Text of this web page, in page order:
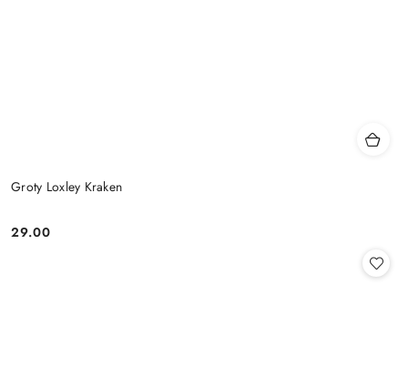
Groty Loxley Kraken
Cena:
29.00